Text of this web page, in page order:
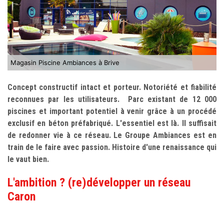
Magasin Piscine Ambiances à Brive
Concept constructif intact et porteur. Notoriété et fiabilité
reconnues par les utilisateurs. Parc existant de 12 000
piscines et important potentiel à venir grâce à un procédé
exclusif en béton préfabriqué. L'essentiel est là. Il suffisait
de redonner vie à ce réseau. Le Groupe Ambiances est en
train de le faire avec passion. Histoire d'une renaissance qui
le vaut bien.
L'ambition ? (re)développer un réseau
Caron